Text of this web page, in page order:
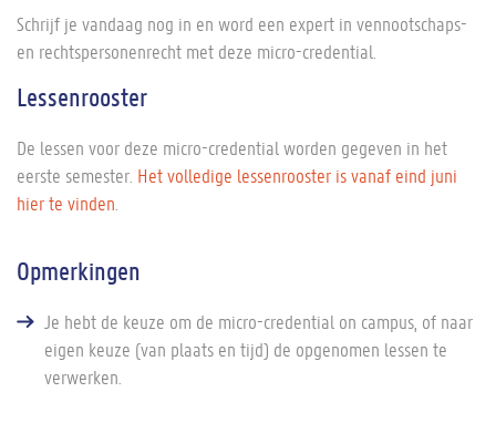
Schrijf je vandaag nog in en word een expert in vennootschaps-
en rechtspersonenrecht met deze micro-credential.
Lessenrooster
De lessen voor deze micro-credential worden gegeven in het
eerste semester. Het volledige lessenrooster is vanaf eind juni
hier te vinden.
Opmerkingen
Je hebt de keuze om de micro-credential on campus, of naar
eigen keuze (van plaats en tijd) de opgenomen lessen te
verwerken.